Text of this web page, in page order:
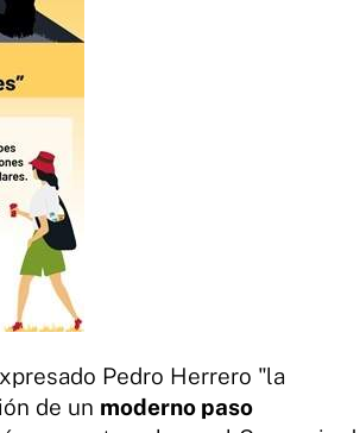
Pedro Herrero "la
de un moderno paso